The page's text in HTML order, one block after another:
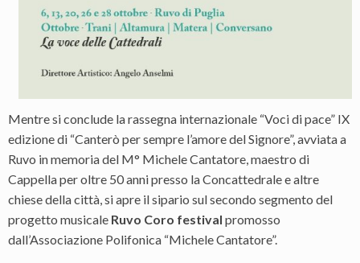
Mentre si conclude la rassegna internazionale “Voci di pace” IX
edizione di “Canterò per sempre l’amore del Signore”, avviata a
Ruvo in memoria del M° Michele Cantatore, maestro di
Cappella per oltre 50 anni presso la Concattedrale e altre
chiese della città, si apre il sipario sul secondo segmento del
progetto musicale Ruvo Coro festival promosso
dall’Associazione Polifonica “Michele Cantatore”.